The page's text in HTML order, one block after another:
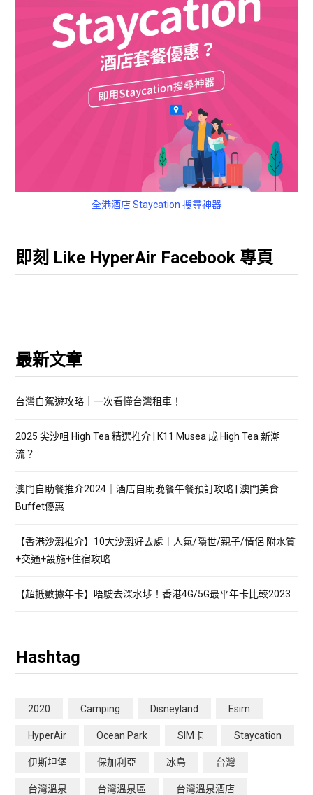
全港酒店 Staycation 搜尋神器
即刻 Like HyperAir Facebook 專頁
最新文章
台灣自駕遊攻略｜一次看懂台灣租車！
2025 尖沙咀 High Tea 精選推介 | K11 Musea 成 High Tea 新潮
流？
澳門自助餐推介2024｜酒店自助晚餐午餐預訂攻略 | 澳門美食
Buffet優惠
【香港沙灘推介】10大沙灘好去處｜人氣/隱世/親子/情侶 附水質
+交通+設施+住宿攻略
【超抵數據年卡】唔駛去深水埗！香港4G/5G最平年卡比較2023
Hashtag
2020 Camping Disneyland Esim
HyperAir Ocean Park SIM卡 Staycation
伊斯坦堡 保加利亞 冰島 台灣
台灣溫泉 台灣溫泉區 台灣溫泉酒店